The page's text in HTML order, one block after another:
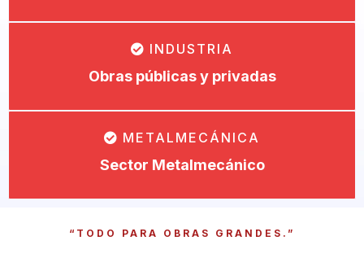
INDUSTRIA
Obras públicas y privadas
METALMECÁNICA
Sector Metalmecánico
“TODO PARA OBRAS GRANDES.”